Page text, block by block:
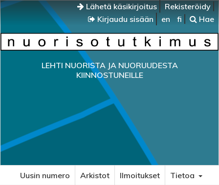
Lähetä käsikirjoitus
Rekisteröidy
Kirjaudu sisään
en fi Hae
LEHTI NUORISTA JA NUORUUDESTA
KIINNOSTUNEILLE
Uusin numero Arkistot Ilmoitukset Tietoa